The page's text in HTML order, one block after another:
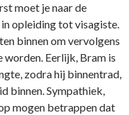
moet je naar de
opleiding tot visagiste.
binnen om vervolgens
Eerlijk, Bram is
zodra hij binnentrad,
binnen. Sympathiek,
mogen betrappen dat